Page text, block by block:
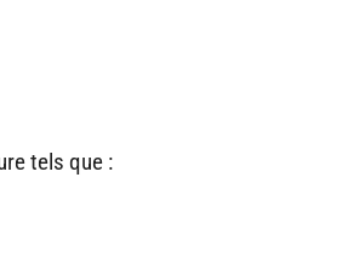
tels que :